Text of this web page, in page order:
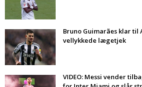
Bruno Guimarães klar til
vellykkede lægetjek
VIDEO: Messi vender